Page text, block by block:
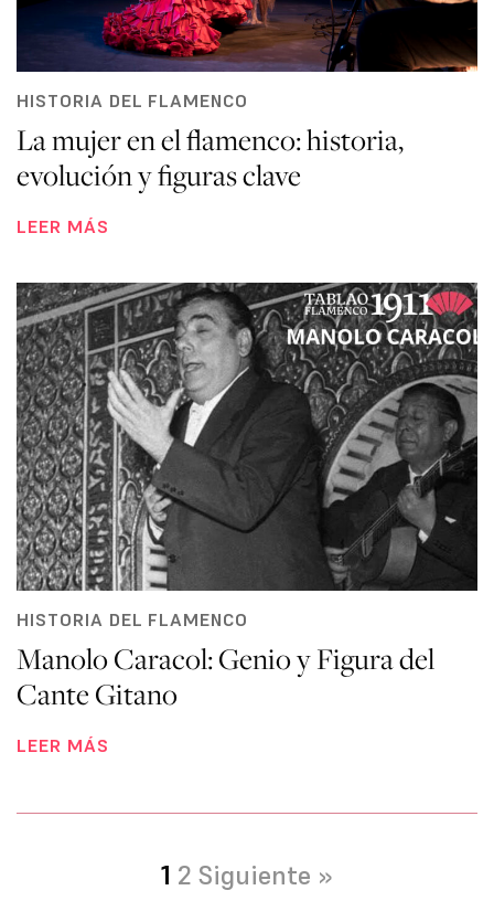
HISTORIA DEL FLAMENCO
La mujer en el flamenco: historia,
evolución y figuras clave
LEER MÁS
HISTORIA DEL FLAMENCO
Manolo Caracol: Genio y Figura del
Cante Gitano
LEER MÁS
1 2 Siguiente »